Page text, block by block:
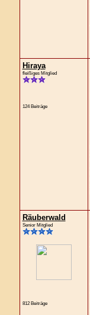
Hiraya
fleißiges Mitglied
124 Beiträge
Räuberwald
Senior Mitglied
812 Beiträge